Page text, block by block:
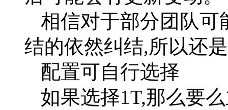
相信对于部分团队可
结的依然纠结,所以还
配置可自行选择
如果选择1T,那么要